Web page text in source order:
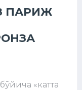
ПАРИЖ
«катта